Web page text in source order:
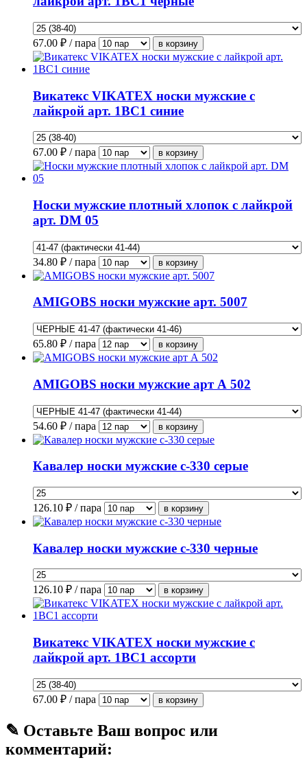
67.00 ₽ / пара
Викатекс VIKATEX носки мужские с
лайкрой арт. 1ВС1 синие
67.00 ₽ / пара
Носки мужские плотный хлопок с лайкрой
арт. DM 05
34.80 ₽ / пара
AMIGOBS носки мужские арт. 5007
65.80 ₽ / пара
AMIGOBS носки мужские арт А 502
54.60 ₽ / пара
Кавалер носки мужские с-330 серые
126.10 ₽ / пара
Кавалер носки мужские с-330 черные
126.10 ₽ / пара
Викатекс VIKATEX носки мужские с
лайкрой арт. 1ВС1 ассорти
67.00 ₽ / пара
✎ Оставьте Ваш вопрос или
комментарий: